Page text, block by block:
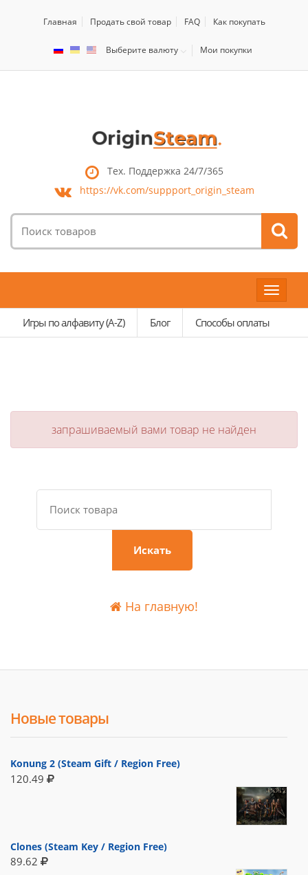
Главная Продать свой товар FAQ Как покупать
Выберите валюту Мои покупки
Тех. Поддержка 24/7/365
https://vk.com/suppport_origin_steam
товаров:
Toggle
Игры по алфавиту (A-Z)
Блог Способы оплаты
запрашиваемый вами товар не найден
Искать
На главную!
Новые товары
Konung 2 (Steam Gift / Region Free)
120.49
Clones (Steam Key / Region Free)
89.62